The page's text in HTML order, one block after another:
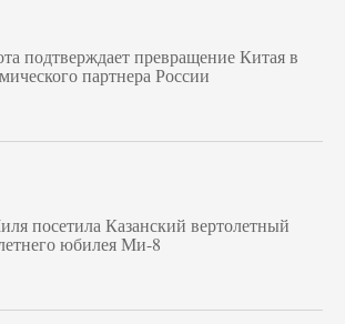
подтверждает превращение Китая в
партнера России
посетила Казанский вертолетный
юбилея Ми-8